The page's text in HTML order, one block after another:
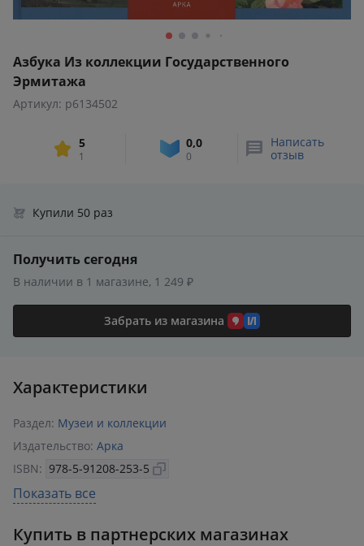
Азбука Из коллекции Государственного
Эрмитажа
Артикул: p6134502
5
1
0,0
0
Написать
отзыв
Купили 50 раз
Получить сегодня
В наличии в 1 магазине, 1 249 ₽
Забрать из магазина
Характеристики
Раздел: Музеи и коллекции
Издательство: Арка
ISBN: 978-5-91208-253-5
Год издания: 2025
Переплет: Твёрдый переплёт
Показать все
Купить в партнерских магазинах